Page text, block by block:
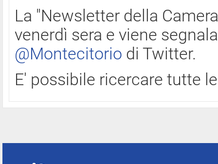
La "Newsletter della
venerdì sera e viene
@Montecitorio di Twitter.
E' possibile ricercare tutte